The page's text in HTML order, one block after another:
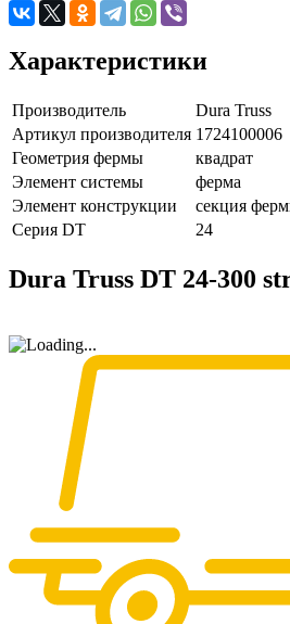
Характеристики
Производитель
Dura Truss
Артикул производителя 1724100006
Геометрия фермы
квадрат
Элемент системы
ферма
Элемент конструкции
секция
Серия DT
24
Dura Truss DT 24-300